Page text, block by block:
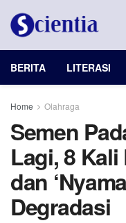
BERITA LITERASI
Home Olahraga
Semen
Lagi, 8
dan
Degradasi